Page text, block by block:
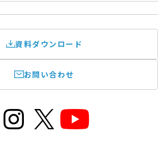
資料ダウンロード
お問い合わせ